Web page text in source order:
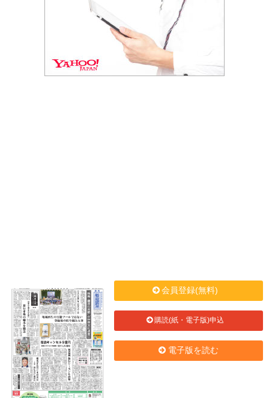
会員登録(無料)
購読(紙・電子版)申込
電子版を読む